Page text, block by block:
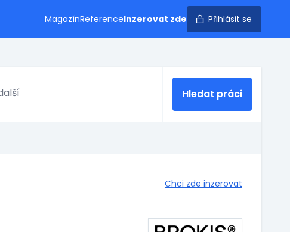
MagazínReferenceInzerovat zde Přihlásit se
Hledat práci
Chci zde inzerovat